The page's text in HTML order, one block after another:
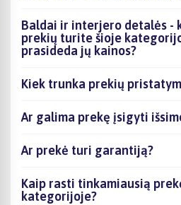
Baldai ir interjero detalės -
prekių turite šioje
prasideda jų kainos?
Kiek trunka prekių
Ar galima prekę įsigyti
Ar prekė turi garantiją?
Kaip rasti tinkamiausią
kategorijoje?